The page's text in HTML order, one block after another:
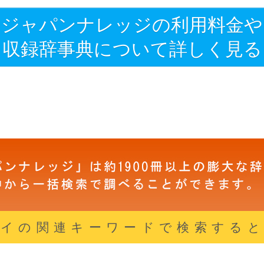
ジャパンナレッジの利用料金や
収録辞事典について詳しく見る
の関連キーワードで検索する